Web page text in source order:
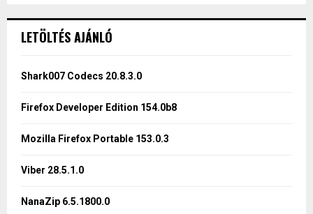
h
o
:
LETÖLTÉS AJÁNLÓ
Shark007 Codecs 20.8.3.0
Firefox Developer Edition 154.0b8
Mozilla Firefox Portable 153.0.3
Viber 28.5.1.0
NanaZip 6.5.1800.0